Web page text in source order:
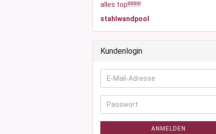
alles top!!!!!!!!!
stahlwandpool
Kundenlogin
E-
Mail-
Adresse
Passwort
ANMELDEN